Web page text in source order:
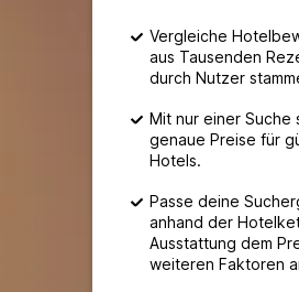
Vergleiche
aus Tausenden
durch Nutzer
Mit nur einer Suche
genaue Preise für
Hotels.
Passe deine
anhand der
Ausstattung dem
weiteren Faktoren